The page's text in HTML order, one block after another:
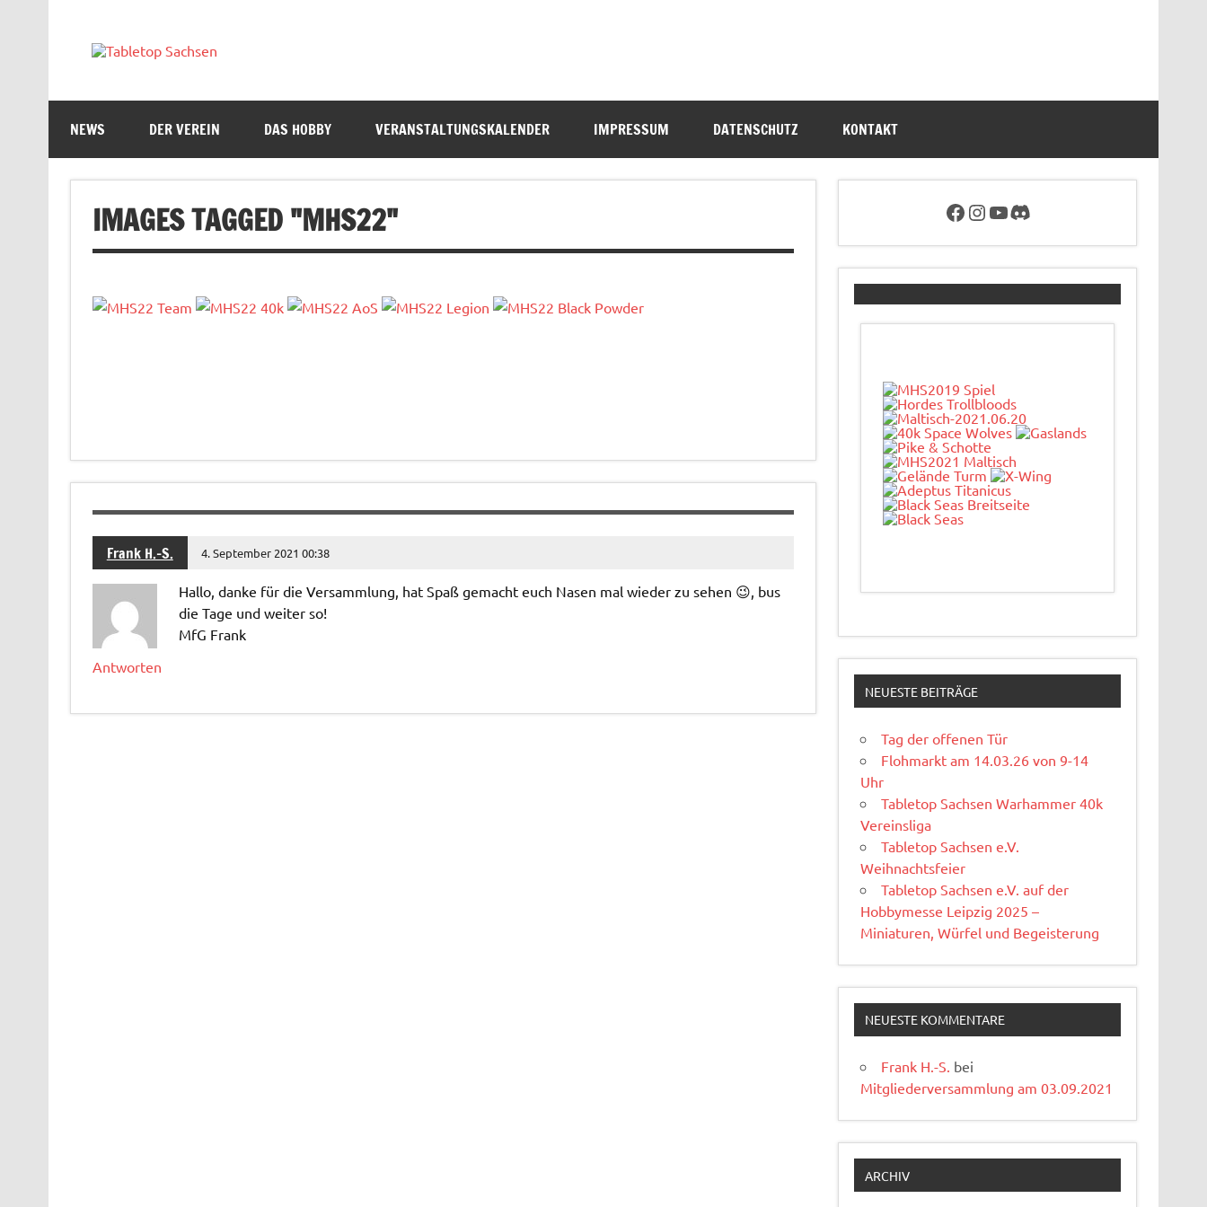
NEWS DER VEREIN DAS HOBBY VERANSTALTUNGSKALENDER IMPRESSUM DATENSCHUTZ KONTAKT
IMAGES TAGGED "MHS22"
Frank H.-S. 4. September 2021 00:38
Hallo, danke für die Versammlung, hat Spaß gemacht euch Nasen mal wieder zu sehen 😉, bus
die Tage und weiter so!
MfG Frank
Antworten
Facebookseite des Tabletop Sachsen e.V.Link zum Instagram Account von Tabletop Sachsen
Link zum YouTube-Account von Tabletop Sachsen
Discord
NEUESTE BEITRÄGE
Tag der offenen Tür
Flohmarkt am 14.03.26 von 9-14
Uhr
Tabletop Sachsen Warhammer 40k
Vereinsliga
Tabletop Sachsen e.V.
Weihnachtsfeier
Tabletop Sachsen e.V. auf der
Hobbymesse Leipzig 2025 –
Miniaturen, Würfel und Begeisterung
NEUESTE KOMMENTARE
Frank H.-S. bei
Mitgliederversammlung am 03.09.2021
ARCHIV